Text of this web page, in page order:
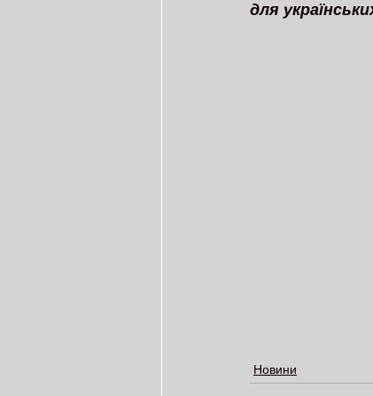
для
Новини